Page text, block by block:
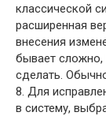
классической
расширенная
внесения
бывает сложно,
сделать.
8. Для
в систему,